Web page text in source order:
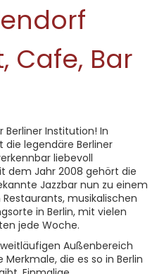
Cafe, Bar
Berliner Institution! In
legendäre Berliner
liebevoll
dem Jahr 2008 gehört die
Jazzbar nun zu einem
musikalischen
in Berlin, mit vielen
jede Woche.
Außenbereich
die es so in Berlin